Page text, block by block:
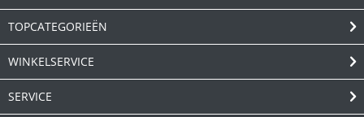
TOPCATEGORIEËN
WINKELSERVICE
SERVICE